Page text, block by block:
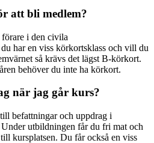
att bli medlem?
i den civila
har en viss körkortsklass och vill du
så krävs det lägst B-körkort.
behöver du inte ha körkort.
när jag går kurs?
befattningar och uppdrag i
utbildningen får du fri mat och
kursplatsen. Du får också en viss